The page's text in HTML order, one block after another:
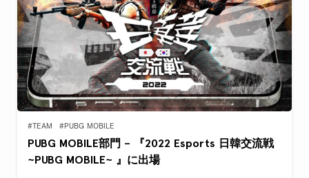
#TEAM #PUBG MOBILE
PUBG MOBILE部門 – 『2022 Esports 日韓交流戦
~PUBG MOBILE~ 』に出場